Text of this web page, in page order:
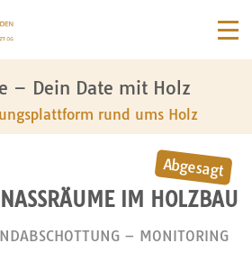
– Dein Date mit Holz
rund ums Holz
IM HOLZBAU
– MONITORING